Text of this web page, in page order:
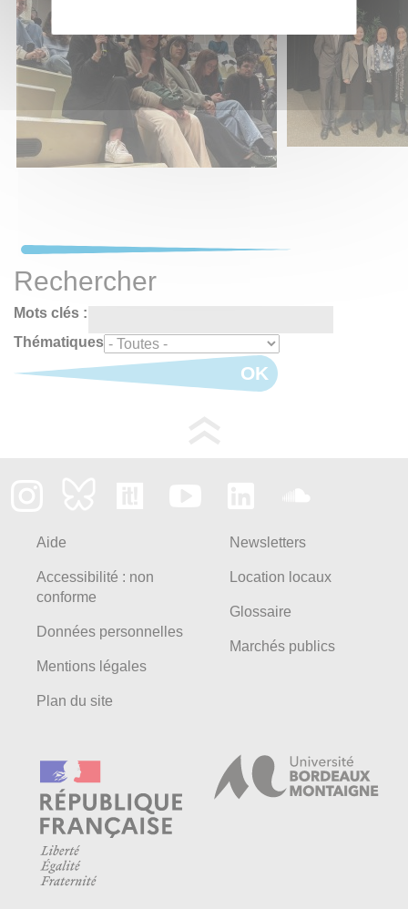
Rechercher
Mots clés :
Thématiques
OK
Aide
Accessibilité : non
conforme
Données personnelles
Mentions légales
Plan du site
Newsletters
Location locaux
Glossaire
Marchés publics